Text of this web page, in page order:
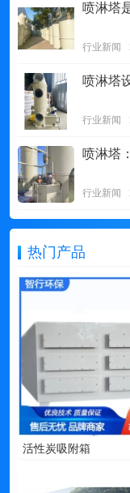
喷淋塔
行业新闻
喷淋塔
行业新闻
喷淋塔
行业新闻
热门产品
活性炭吸附箱